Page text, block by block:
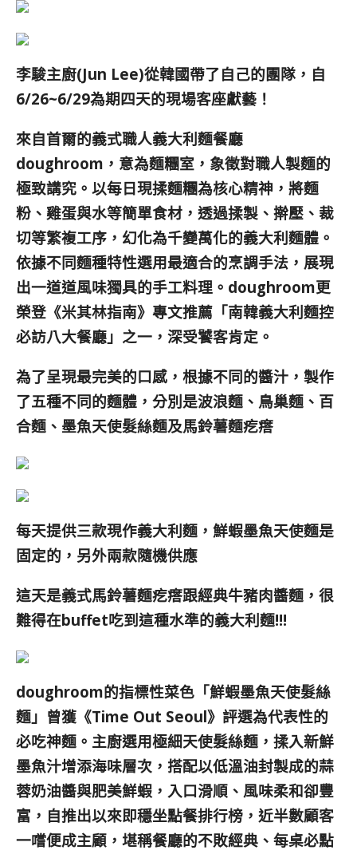
李駿主廚(Jun Lee)從韓國帶了自己的團隊，自
6/26~6/29為期四天的現場客座獻藝！
來自首爾的義式職人義大利麵餐廳
doughroom，意為麵糰室，象徵對職人製麵的
極致講究。以每日現揉麵糰為核心精神，將麵
粉、雞蛋與水等簡單食材，透過揉製、擀壓、裁
切等繁複工序，幻化為千變萬化的義大利麵體。
依據不同麵種特性選用最適合的烹調手法，展現
出一道道風味獨具的手工料理。doughroom更
榮登《米其林指南》專文推薦「南韓義大利麵控
必訪八大餐廳」之一，深受饕客肯定。
為了呈現最完美的口感，根據不同的醬汁，製作
了五種不同的麵體，分別是波浪麵、鳥巢麵、百
合麵、墨魚天使髮絲麵及馬鈴薯麵疙瘩
每天提供三款現作義大利麵，鮮蝦墨魚天使麵是
固定的，另外兩款隨機供應
這天是義式馬鈴薯麵疙瘩跟經典牛豬肉醬麵，很
難得在buffet吃到這種水準的義大利麵!!!
doughroom的指標性菜色「鮮蝦墨魚天使髮絲
麵」曾獲《Time Out Seoul》評選為代表性的
必吃神麵。主廚選用極細天使髮絲麵，揉入新鮮
墨魚汁增添海味層次，搭配以低溫油封製成的蒜
蓉奶油醬與肥美鮮蝦，入口滑順、風味柔和卻豐
富，自推出以來即穩坐點餐排行榜，近半數顧客
一嚐便成主顧，堪稱餐廳的不敗經典、每桌必點